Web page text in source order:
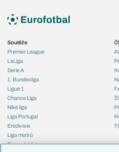
Soutěže
Premier League
LaLiga
Serie A
1. Bundesliga
Ligue 1
Chance Liga
Niké liga
Liga Portugal
Eredivisie
Liga mistrů
Evropská liga